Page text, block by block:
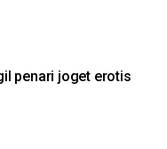
penari joget erotis